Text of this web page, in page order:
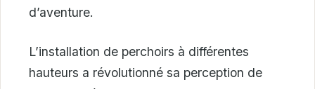
d’aventure.
L’installation de perchoirs à différentes
hauteurs a révolutionné sa perception de